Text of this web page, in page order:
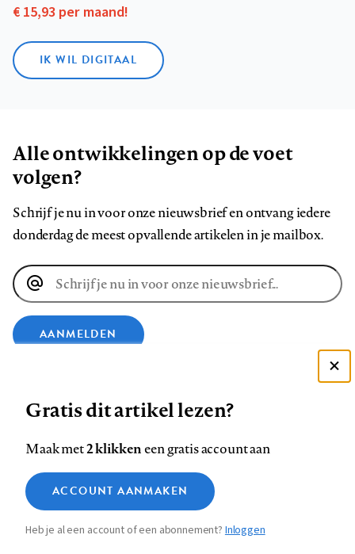
€ 15,93 per maand!
IK WIL DIGITAAL
Alle ontwikkelingen op de voet
volgen?
Schrijf je nu in voor onze nieuwsbrief en ontvang iedere
donderdag de meest opvallende artikelen in je mailbox.
E-
mailadres
AANMELDEN
op
Facebook
op
LinkedIn
op
Bluesky
ons
op
InstagramYouTube
Footer
Contact Colofon Disclaimer Privacy
Medische vragen verdienen
betrouwbare antwoorden
Zie onze cookie policy
Analytische cookies
Marketing cookies
Gratis dit artikel lezen?
Maak met2 klikkeneen gratis account aan
ACCOUNT AANMAKEN
Heb je al een account of een abonnement?Inloggen